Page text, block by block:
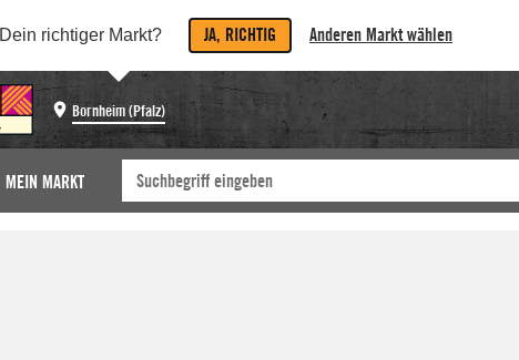
Dein richtiger Markt? JA, RICHTIG Anderen Markt wählen
Bornheim (Pfalz)
MEIN MARKT